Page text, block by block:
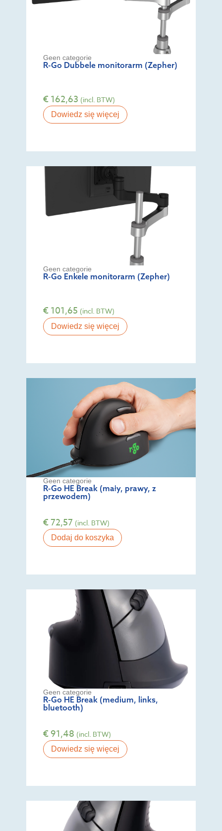
Geen categorie
R-Go Dubbele monitorarm (Zepher)
€162,63 (incl. BTW)
Dowiedz się więcej
Geen categorie
R-Go Enkele monitorarm (Zepher)
€101,65 (incl. BTW)
Dowiedz się więcej
Geen categorie
R-Go HE Break (mały, prawy, z
przewodem)
€72,57 (incl. BTW)
Dodaj do koszyka
Geen categorie
R-Go HE Break (medium, links,
bluetooth)
€91,48 (incl. BTW)
Dowiedz się więcej